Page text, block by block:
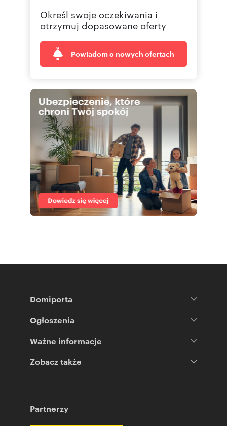
Określ swoje oczekiwania i
otrzymuj dopasowane oferty
Powiadom o nowych ofertach
Domiporta
Ogłoszenia
Ważne informacje
Zobacz także
Partnerzy